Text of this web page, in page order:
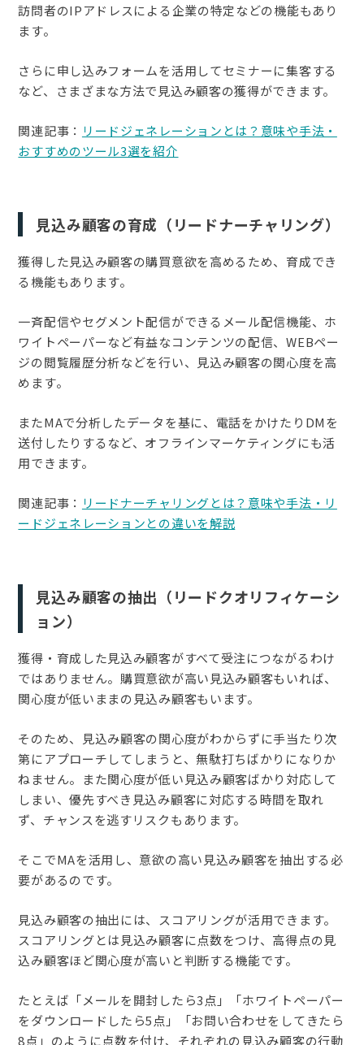
訪問者のIPアドレスによる企業の特定などの機能もあり
ます。
さらに申し込みフォームを活用してセミナーに集客する
など、さまざまな方法で見込み顧客の獲得ができます。
関連記事： リードジェネレーションとは？意味や手法・
おすすめのツール3選を紹介
見込み顧客の育成（リードナーチャリング）
獲得した見込み顧客の購買意欲を高めるため、育成でき
る機能もあります。
一斉配信やセグメント配信ができるメール配信機能、ホ
ワイトペーパーなど有益なコンテンツの配信、WEBペー
ジの閲覧履歴分析などを行い、見込み顧客の関心度を高
めます。
またMAで分析したデータを基に、電話をかけたりDMを
送付したりするなど、オフラインマーケティングにも活
用できます。
関連記事： リードナーチャリングとは？意味や手法・リ
ードジェネレーションとの違いを解説
見込み顧客の抽出（リードクオリフィケーシ
ョン）
獲得・育成した見込み顧客がすべて受注につながるわけ
ではありません。購買意欲が高い見込み顧客もいれば、
関心度が低いままの見込み顧客もいます。
そのため、見込み顧客の関心度がわからずに手当たり次
第にアプローチしてしまうと、無駄打ちばかりになりか
ねません。また関心度が低い見込み顧客ばかり対応して
しまい、優先すべき見込み顧客に対応する時間を取れ
ず、チャンスを逃すリスクもあります。
そこでMAを活用し、意欲の高い見込み顧客を抽出する必
要があるのです。
見込み顧客の抽出には、スコアリングが活用できます。
スコアリングとは見込み顧客に点数をつけ、高得点の見
込み顧客ほど関心度が高いと判断する機能です。
たとえば「メールを開封したら3点」「ホワイトペーパー
をダウンロードしたら5点」「お問い合わせをしてきたら
8点」のように点数を付け、それぞれの見込み顧客の行動